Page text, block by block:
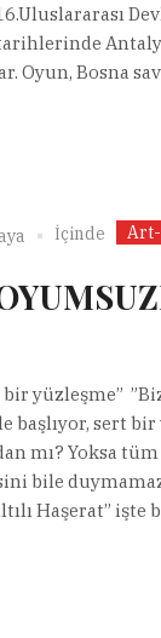
tarihlerinde
Oyun, Bosna
İçinde
yüzleşme”
başlıyor, sert
mı? Yoksa tüm
bile
Haşerat” işte